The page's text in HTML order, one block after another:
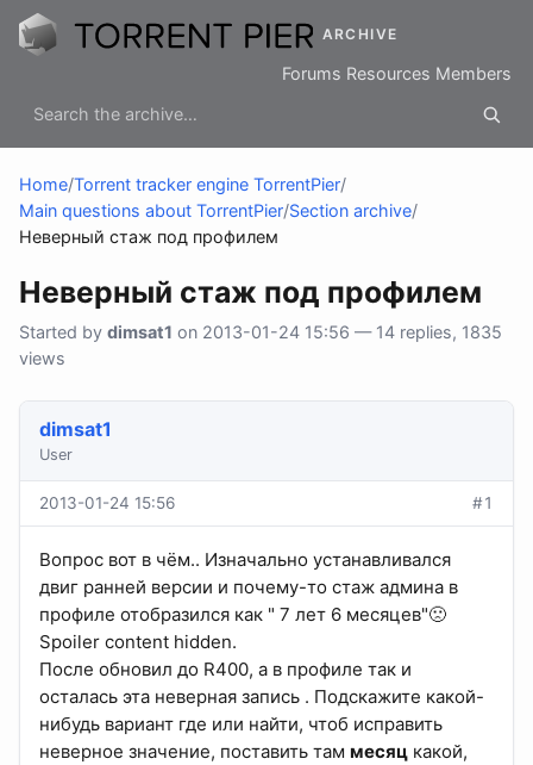
ARCHIVE
Forums Resources Members
Home/Torrent tracker engine TorrentPier/
Main questions about TorrentPier/Section archive/
Неверный стаж под профилем
Неверный стаж под профилем
Started by dimsat1 on 2013-01-24 15:56 — 14 replies, 1835
views
dimsat1
User
2013-01-24 15:56 #1
Вопрос вот в чём.. Изначально устанавливался
двиг ранней версии и почему-то стаж админа в
профиле отобразился как " 7 лет 6 месяцев"🙁
Spoiler content hidden.
После обновил до R400, а в профиле так и
осталась эта неверная запись . Подскажите какой-
нибудь вариант где или найти, чтоб исправить
неверное значение, поставить там месяц какой,